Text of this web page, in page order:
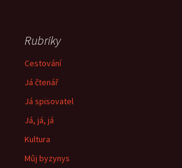
Rubriky
Cestování
Já čtenář
Já spisovatel
Já, já, já
Kultura
Můj byzynys